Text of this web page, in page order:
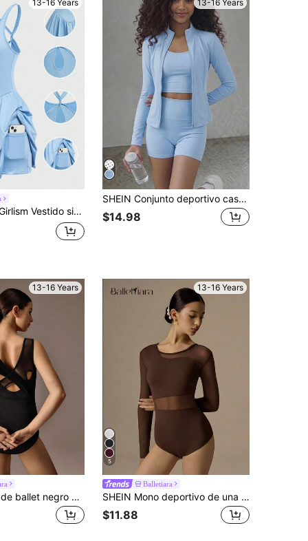
13-16 Years
cruzado en la espalda y elástico alto para adolescente, ropa deportiva de yoga y fitness con pantalones cortos
13-16 Years
SHEIN Conjunto deportivo casual para adolescente: chaqueta de manga larga, top de tirantes de color liso y pantalones cortos
$14.98
13-16 Years
SHEIN Maillot de ballet negro para adolescentes, con diseño de cruce de malla, tela de malla de alta elasticidad, adecuado para actuaciones escolares, recitales de ballet y competencias de danza
13-16 Years
5
Balletiara
SHEIN Mono deportivo de una pieza para adolescentes, adecuado para ballet, escuela, fitness, regreso a la escuela
$11.88